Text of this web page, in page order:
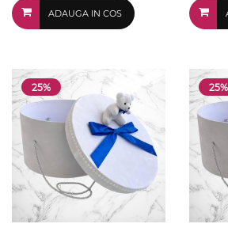
ADAUGA IN COS
25% 25%